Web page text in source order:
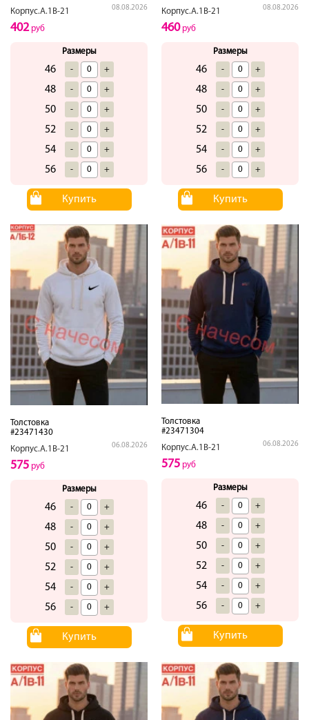
Корпус.А.1В-21
08.08.2026
402руб
Размеры
46 - +
48 - +
50 - +
52 - +
54 - +
56 - +
Купить
Корпус.А.1В-21
08.08.2026
460руб
Размеры
46 - +
48 - +
50 - +
52 - +
54 - +
56 - +
Купить
Толстовка
#23471430
Корпус.А.1В-21
06.08.2026
575 руб
Размеры
46 - +
48 - +
50 - +
52 - +
54 - +
56 - +
Купить
Толстовка
#23471304
Корпус.А.1В-21
06.08.2026
575 руб
Размеры
46 - +
48 - +
50 - +
52 - +
54 - +
56 - +
Купить